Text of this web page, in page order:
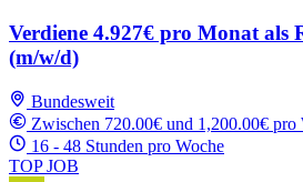
Verdiene 4.927€ pro Monat als
(m/w/d)
Bundesweit
Zwischen 720.00€ und 1,200.00€ pro
16 - 48 Stunden pro Woche
TOP JOB